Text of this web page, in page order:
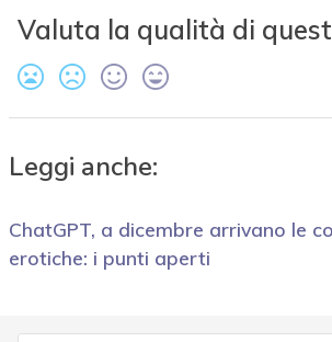
Valuta la qualità di
Leggi anche:
ChatGPT, a dicembre arrivano le
erotiche: i punti aperti